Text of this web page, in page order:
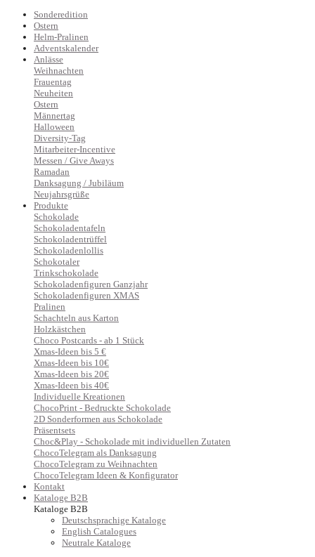
Sonderedition
Ostern
Helm-Pralinen
Adventskalender
Anlässe
Weihnachten
Frauentag
Neuheiten
Ostern
Männertag
Halloween
Diversity-Tag
Mitarbeiter-Incentive
Messen / Give Aways
Ramadan
Danksagung / Jubiläum
Neujahrsgrüße
Produkte
Schokolade
Schokoladentafeln
Schokoladentrüffel
Schokoladenlollis
Schokotaler
Trinkschokolade
Schokoladenfiguren Ganzjahr
Schokoladenfiguren XMAS
Pralinen
Schachteln aus Karton
Holzkästchen
Choco Postcards - ab 1 Stück
Xmas-Ideen bis 5 €
Xmas-Ideen bis 10€
Xmas-Ideen bis 20€
Xmas-Ideen bis 40€
Individuelle Kreationen
ChocoPrint - Bedruckte Schokolade
2D Sonderformen aus Schokolade
Präsentsets
Choc&Play - Schokolade mit individuellen Zutaten
ChocoTelegram als Danksagung
ChocoTelegram zu Weihnachten
ChocoTelegram Ideen & Konfigurator
Kontakt
Kataloge B2B
Kataloge B2B
Deutschsprachige Kataloge
English Catalogues
Neutrale Kataloge